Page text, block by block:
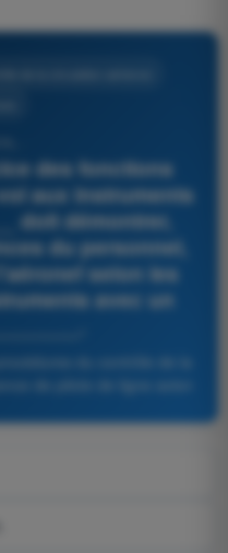
des fonctions
aux instruments
doit démontrer,
du personnel,
selon les
avec un